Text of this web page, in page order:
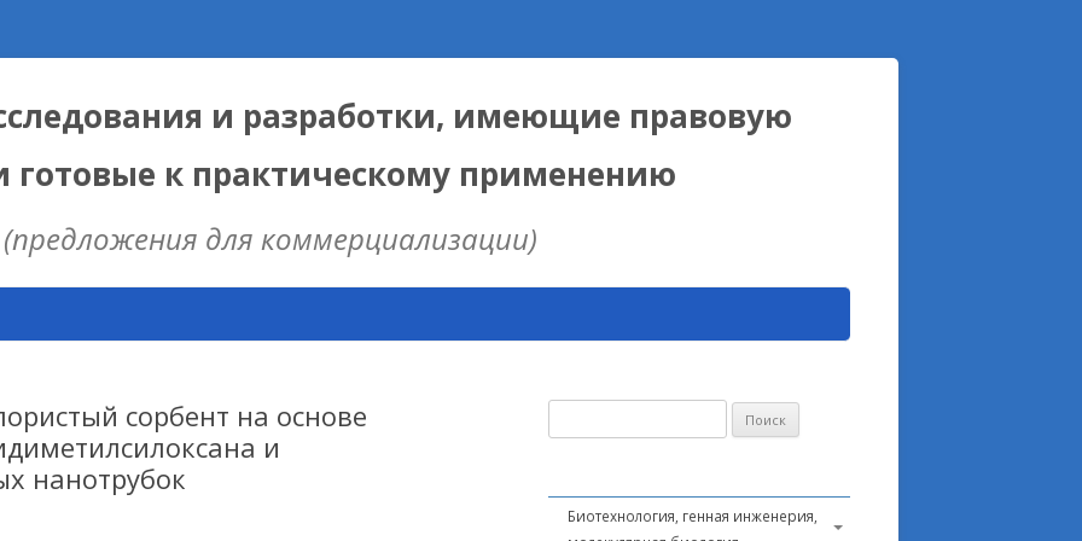
и разработки, имеющие правовую
готовые к практическому применению
(предложения для коммерциализации)
Skip
МОДЕЛЬ
сорбент на основе
и
нанотрубок
Биотехнология, генная инженерия,